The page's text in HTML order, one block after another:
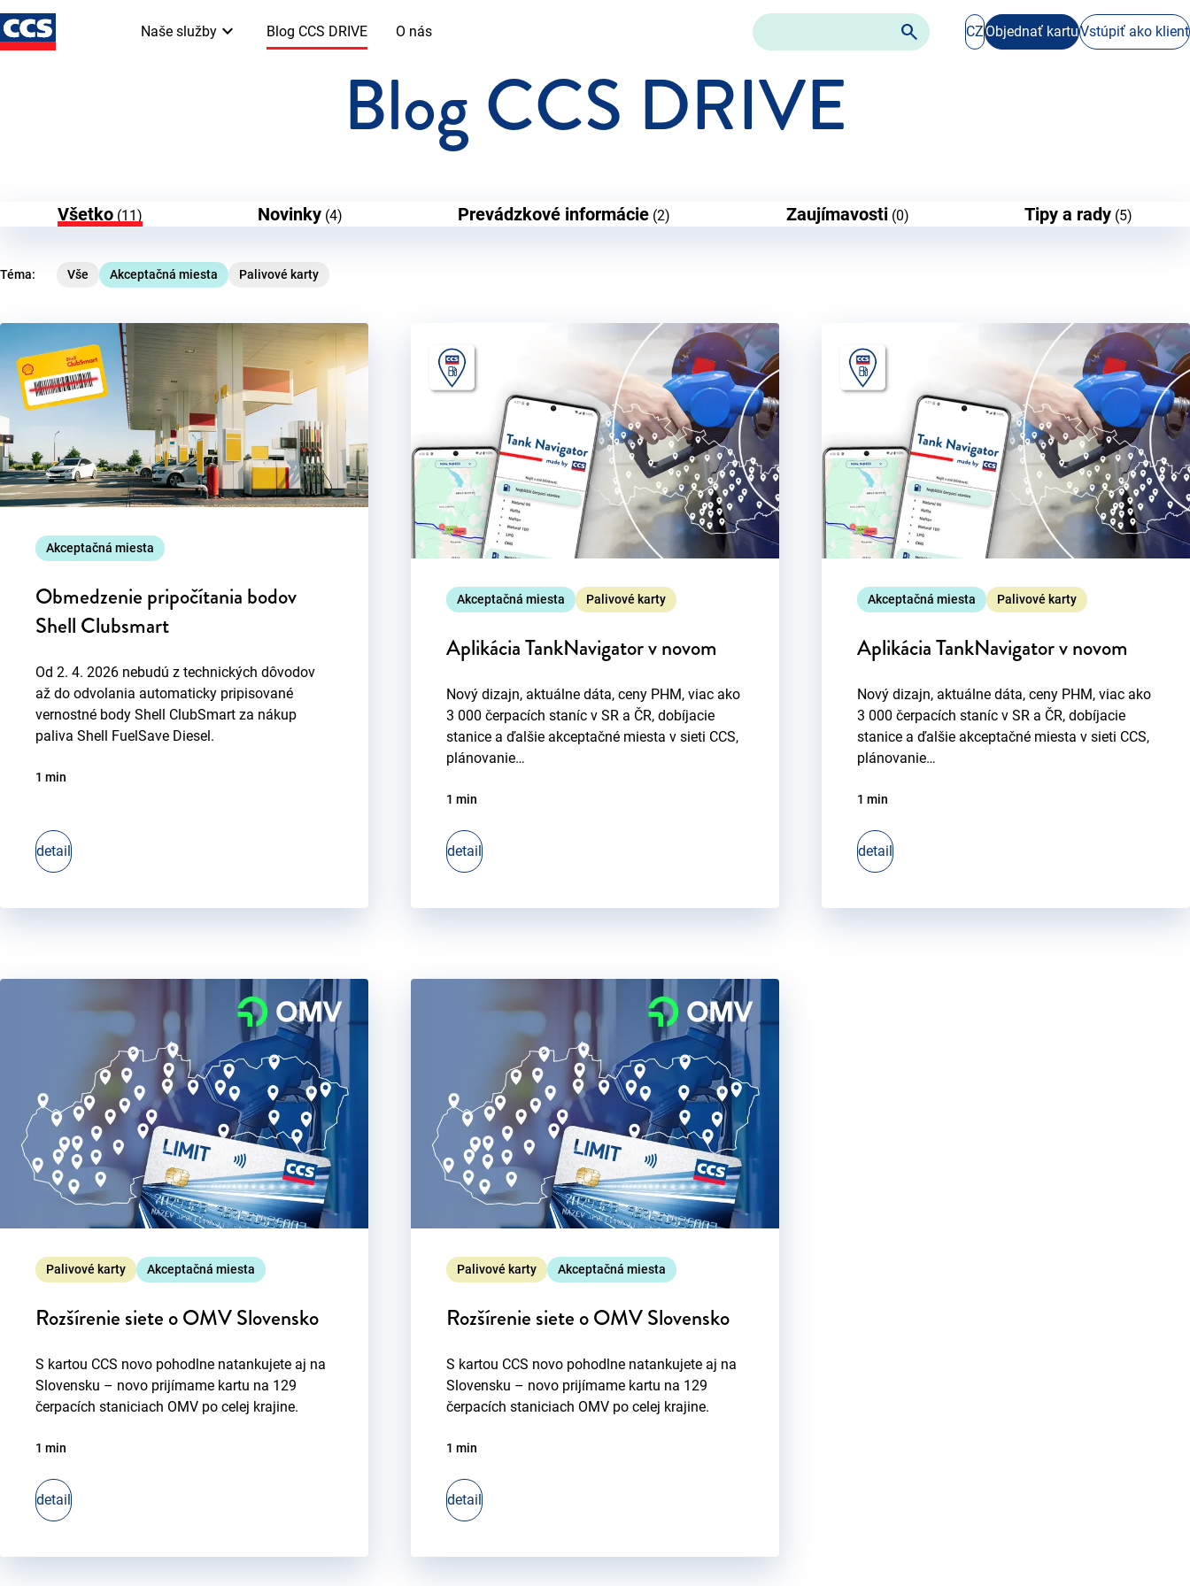
Blog CCS DRIVE
Všetko (11) Novinky (4) Prevádzkové informácie (2) Zaujímavosti (0) Tipy a rady(5)
Téma: Vše Akceptačná miesta Palivové karty
Akceptačná miesta
Obmedzenie pripočítania bodov
Shell Clubsmart
Od 2. 4. 2026 nebudú z technických dôvodov
až do odvolania automaticky pripisované
vernostné body Shell ClubSmart za nákup
paliva Shell FuelSave Diesel.
1 min
detail
Akceptačná miesta Palivové karty
Aplikácia TankNavigator v novom
Nový dizajn, aktuálne dáta, ceny PHM, viac ako
3 000 čerpacích staníc v SR a ČR, dobíjacie
stanice a ďalšie akceptačné miesta v sieti CCS,
plánovanie…
1 min
detail
Akceptačná miesta Palivové karty
Aplikácia TankNavigator v novom
Nový dizajn, aktuálne dáta, ceny PHM, viac ako
3 000 čerpacích staníc v SR a ČR, dobíjacie
stanice a ďalšie akceptačné miesta v sieti CCS,
plánovanie…
1 min
detail
Palivové karty Akceptačná miesta
Rozšírenie siete o OMV Slovensko
S kartou CCS novo pohodlne natankujete aj na
Slovensku – novo prijímame kartu na 129
čerpacích staniciach OMV po celej krajine.
1 min
detail
Palivové karty Akceptačná miesta
Rozšírenie siete o OMV Slovensko
S kartou CCS novo pohodlne natankujete aj na
Slovensku – novo prijímame kartu na 129
čerpacích staniciach OMV po celej krajine.
1 min
detail
Naše služby keyboard_arrow_down Blog CCS DRIVE O nás  CZObjednať kartuVstúpiť ako klient